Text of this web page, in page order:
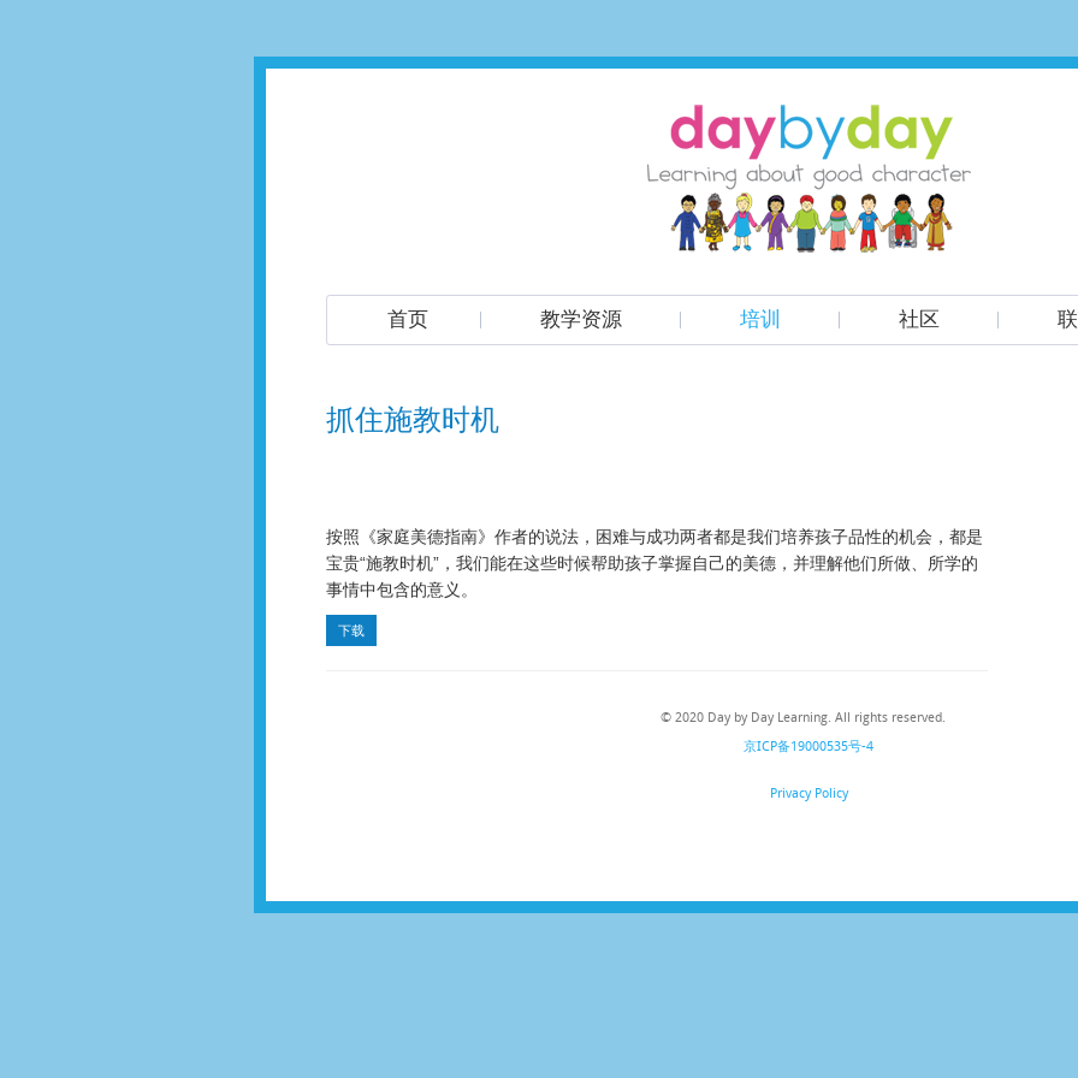
首页 教学资源 培训 社区
抓住施教时机
按照《家庭美德指南》作者的说法，困难与成功两者都是我们培养孩子品性的机会，都是
宝贵“施教时机”，我们能在这些时候帮助孩子掌握自己的美德，并理解他们所做、所学的
事情中包含的意义。
下载
© 2020 Day by Day Learning. All rights reserved.
京ICP备19000535号-4
Privacy Policy